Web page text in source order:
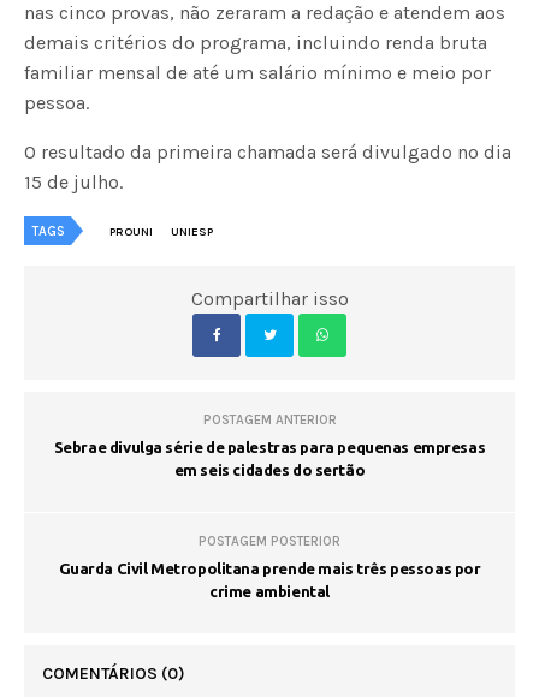
nas cinco provas, não zeraram a redação e atendem aos
demais critérios do programa, incluindo renda bruta
familiar mensal de até um salário mínimo e meio por
pessoa.
O resultado da primeira chamada será divulgado no dia
15 de julho.
TAGS PROUNI UNIESP
Compartilhar isso
POSTAGEM ANTERIOR
Sebrae divulga série de palestras para pequenas empresas
em seis cidades do sertão
POSTAGEM POSTERIOR
Guarda Civil Metropolitana prende mais três pessoas por
crime ambiental
COMENTÁRIOS (0)